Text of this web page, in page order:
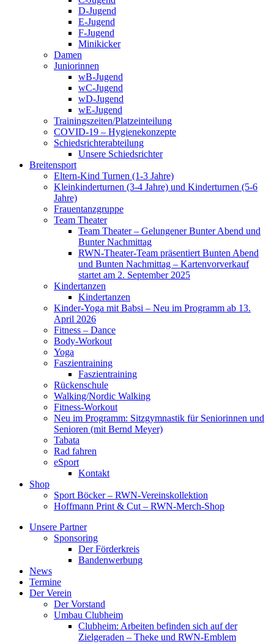
D-Jugend
E-Jugend
F-Jugend
Minikicker
Damen
Juniorinnen
wB-Jugend
wC-Jugend
wD-Jugend
wE-Jugend
Trainingszeiten/Platzeinteilung
COVID-19 – Hygienekonzepte
Schiedsrichterabteilung
Unsere Schiedsrichter
Breitensport
Eltern-Kind Turnen (1-3 Jahre)
Kleinkinderturnen (3-4 Jahre) und Kinderturnen (5-6
Jahre)
Frauentanzgruppe
Team Theater
Team Theater – Gelungener Bunter Abend und
Bunter Nachmittag
RWN-Theater-Team präsentiert Bunten Abend
und Bunten Nachmittag – Kartenvorverkauf
startet am 2. September 2025
Kindertanzen
Kindertanzen
Kinder-Yoga mit Babsi – Neu im Programm ab 13.
April 2026
Fitness – Dance
Body-Workout
Yoga
Faszientraining
Faszientraining
Rückenschule
Walking/Nordic Walking
Fitness-Workout
Neu im Programm: Sitzgymnastik für Seniorinnen und
Senioren (mit Bernd Meyer)
Tabata
Rad fahren
eSport
Kontakt
Shop
Sport Böcker – RWN-Vereinskollektion
Hoffmann Print & Cut – RWN-Merch-Shop
Unsere Partner
Sponsoring
Der Förderkreis
Bandenwerbung
News
Termine
Der Verein
Der Vorstand
Umbau Clubheim
Clubheim: Arbeiten befinden sich auf der
Zielgeraden – Theke und RWN-Emblem